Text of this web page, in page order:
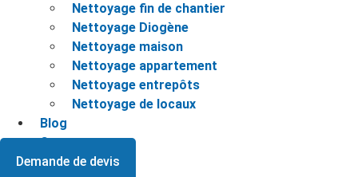
Nettoyage fin de chantier
Nettoyage Diogène
Nettoyage maison
Nettoyage appartement
Nettoyage entrepôts
Nettoyage de locaux
Blog
Contact
Demande de devis